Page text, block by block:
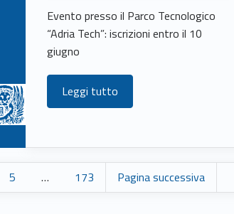
Evento presso il Parco Tecnologico
“Adria Tech”: iscrizioni entro il 10
giugno
Leggi tutto
5 … 173 Pagina successiva